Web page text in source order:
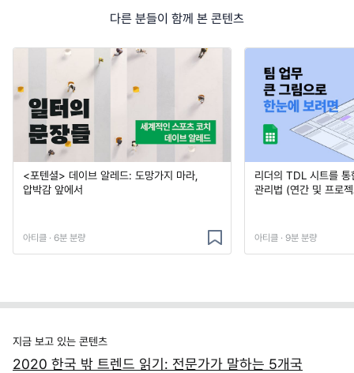
다른 분들이 함께 본 콘텐츠
<포텐셜> 데이브 알레드: 도망가지 마라,
압박감 앞에서
아티클 · 6분 분량
리더의 TDL 시트를
관리법 (연간 및 프로
아티클 · 9분 분량
지금 보고 있는 콘텐츠
2020 한국 밖 트렌드 읽기: 전문가가 말하는 5개국